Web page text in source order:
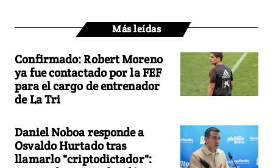
Más leídas
Confirmado: Robert Moreno
ya fue contactado por la FEF
para el cargo de entrenador
de La Tri
Daniel Noboa responde a
Osvaldo Hurtado tras
llamarlo "criptodictador":